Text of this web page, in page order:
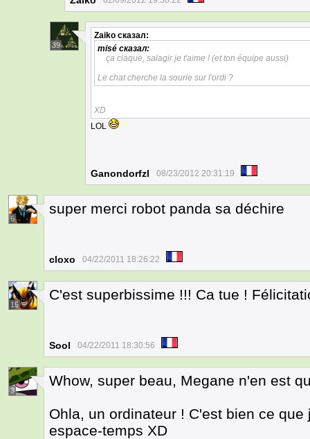
39
Zaiko сказал:
misé сказал:
ça claque, salagir je t'aime ! (et ton équipe aussi)
Le chat cherche la sourie sur l'ordi ?
XD
LOL
Ganondorfzl 08/23/2012 20:31:19
6
super merci robot panda sa déchire
cloxo 04/22/2011 18:26:22
15
C'est superbissime !!! Ca tue !
Sool 04/22/2011 18:30:56
3
Whow, super beau, Megane n'en est
Ohla, un ordinateur ! C'est bien ce
espace-temps XD